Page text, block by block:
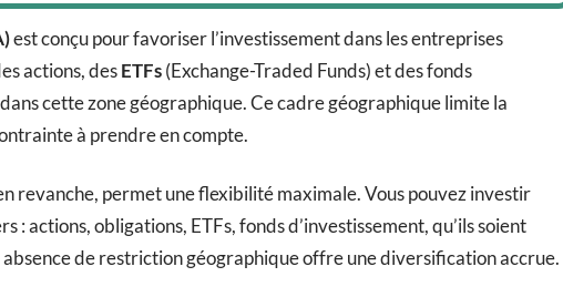
est conçu pour favoriser l’investissement dans les entreprises
actions, desETFs(Exchange-Traded Funds) et des fonds
cette zone géographique. Ce cadre géographique limite la
à prendre en compte.
revanche, permet une flexibilité maximale. Vous pouvez investir
: actions, obligations, ETFs, fonds d’investissement, qu’ils soient
de restriction géographique offre une diversification accrue.